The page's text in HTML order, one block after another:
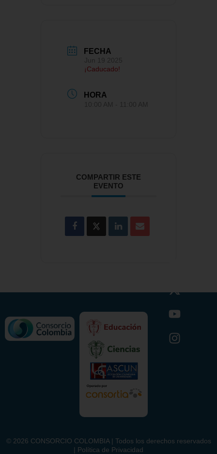
FECHA
¡Caducado!
HORA
COMPARTIR ESTE
EVENTO
© 2026 CONSORCIO COLOMBIA | Todos los derechos reservados
| Política de Privacidad